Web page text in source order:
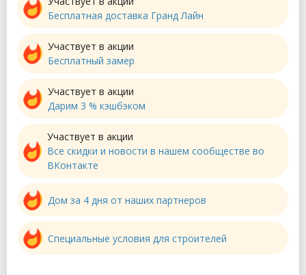
Бесплатная доставка Гранд Лайн
Участвует в акции
Бесплатный замер
Участвует в акции
Дарим 3 % кэшбэком
Участвует в акции
Все скидки и новости в нашем сообществе во
ВКонтакте
Дом за 4 дня от наших партнеров
Специальные условия для строителей